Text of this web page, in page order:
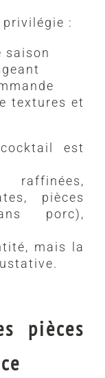
privilégie :
saison
textures et
est
raffinées,
pièces
porc),
mais la
pièces